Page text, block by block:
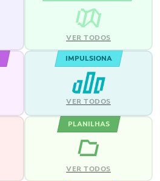
VER TODOS
IMPULSIONA
VER TODOS
PLANILHAS
VER TODOS